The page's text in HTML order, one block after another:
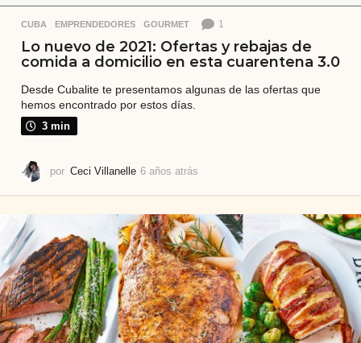
CUBA ,EMPRENDEDORES ,GOURMET 1
Lo nuevo de 2021: Ofertas y rebajas de
comida a domicilio en esta cuarentena 3.0
Desde Cubalite te presentamos algunas de las ofertas que
hemos encontrado por estos días.
3 min
por Ceci Villanelle 6 años atrás
o
s
a
t
r
á
s